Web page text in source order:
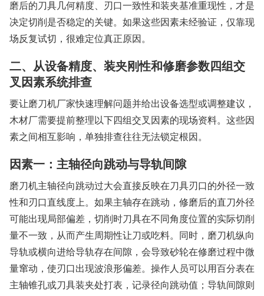
磨后的刀具几何精度、刃口一致性和装夹基准重现性，才是
决定切削是否稳定的关键。如果这些因素未经验证，仅靠现
场反复试切，很难定位真正原因。
二、从设备精度、装夹刚性和修磨参数四组交
叉因素系统排查
要让磨刀机厂家快速理解问题并给出设备选型或调整建议，
木材厂需要提前整理以下四组交叉因素的现场资料。这些因
素之间相互影响，单独排查往往无法锁定根因。
因素一：主轴径向跳动与导轨间隙
磨刀机主轴径向跳动过大会直接反映在刀具刃口的外径一致
性和刃口直线度上。如果主轴存在跳动，修磨后的直刀外径
可能出现局部偏差，切削时刀具在不同角度位置的实际切削
量不一致，从而产生周期性让刀或吃料。同时，磨刀机纵向
导轨或横向进给导轨存在间隙，会导致砂轮在修磨过程中微
量窜动，使刃口出现波浪形偏差。操作人员可以用百分表在
主轴锥孔或刀具装夹处打表，记录径向跳动值；导轨间隙则